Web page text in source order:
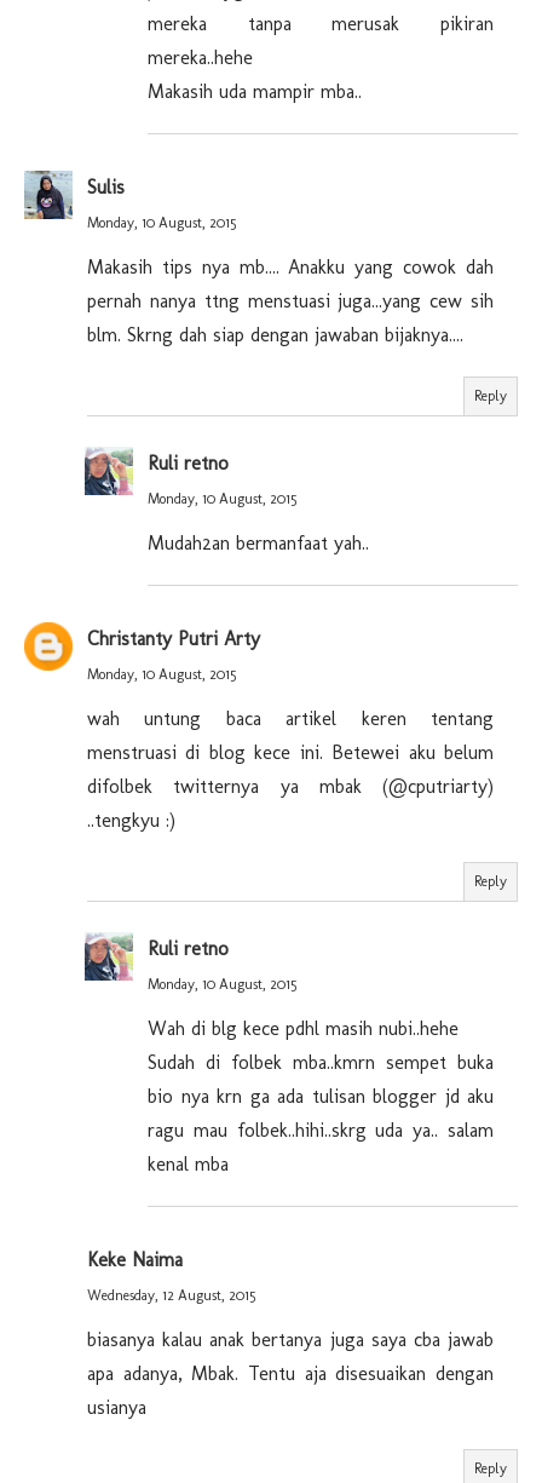
mereka tanpa merusak pikiran
mereka..hehe
Makasih uda mampir mba..
Sulis
Monday, 10 August, 2015
Makasih tips nya mb.... Anakku yang cowok dah
pernah nanya ttng menstuasi juga...yang cew sih
blm. Skrng dah siap dengan jawaban bijaknya....
Reply
Ruli retno
Monday, 10 August, 2015
Mudah2an bermanfaat yah..
Christanty Putri Arty
Monday, 10 August, 2015
wah untung baca artikel keren tentang
menstruasi di blog kece ini. Betewei aku belum
difolbek twitternya ya mbak (@cputriarty)
..tengkyu :)
Reply
Ruli retno
Monday, 10 August, 2015
Wah di blg kece pdhl masih nubi..hehe
Sudah di folbek mba..kmrn sempet buka
bio nya krn ga ada tulisan blogger jd aku
ragu mau folbek..hihi..skrg uda ya.. salam
kenal mba
Keke Naima
Wednesday, 12 August, 2015
biasanya kalau anak bertanya juga saya cba jawab
apa adanya, Mbak. Tentu aja disesuaikan dengan
usianya
Reply